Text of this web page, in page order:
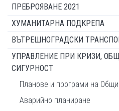
ПРЕБРОЯВАНЕ 2021
ХУМАНИТАРНА ПОДКРЕПА
ВЪТРЕШНОГРАДСКИ
УПРАВЛЕНИЕ ПРИ КРИЗИ,
СИГУРНОСТ
Планове и програми на
Аварийно планиране